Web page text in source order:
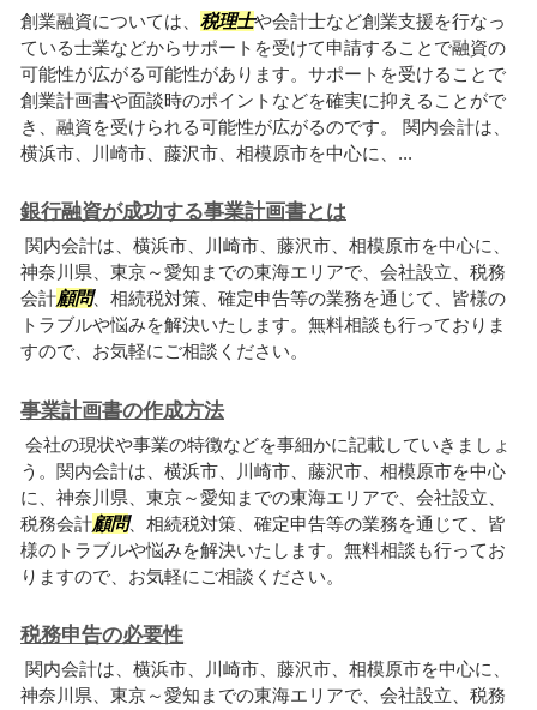
創業融資については、 税理士や会計士など創業支援を行なっ
ている士業などからサポートを受けて申請することで融資の
可能性が広がる可能性があります。サポートを受けることで
創業計画書や面談時のポイントなどを確実に抑えることがで
き、融資を受けられる可能性が広がるのです。 関内会計は、
横浜市、川崎市、藤沢市、相模原市を中心に、...
銀行融資が成功する事業計画書とは
関内会計は、横浜市、川崎市、藤沢市、相模原市を中心に、
神奈川県、東京～愛知までの東海エリアで、会社設立、税務
会計顧問、相続税対策、確定申告等の業務を通じて、皆様の
トラブルや悩みを解決いたします。無料相談も行っておりま
すので、お気軽にご相談ください。
事業計画書の作成方法
会社の現状や事業の特徴などを事細かに記載していきましょ
う。関内会計は、横浜市、川崎市、藤沢市、相模原市を中心
に、神奈川県、東京～愛知までの東海エリアで、会社設立、
税務会計顧問、相続税対策、確定申告等の業務を通じて、皆
様のトラブルや悩みを解決いたします。無料相談も行ってお
りますので、お気軽にご相談ください。
税務申告の必要性
関内会計は、横浜市、川崎市、藤沢市、相模原市を中心に、
神奈川県、東京～愛知までの東海エリアで、会社設立、税務